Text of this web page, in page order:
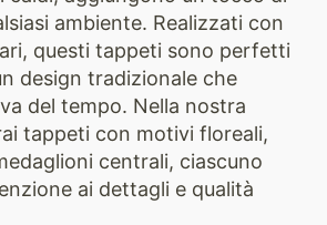
ambiente. Realizzati con
questi tappeti sono perfetti
design tradizionale che
del tempo. Nella nostra
tappeti con motivi floreali,
centrali, ciascuno
ai dettagli e qualità